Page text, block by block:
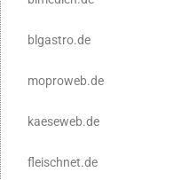
blgastro.de
moproweb.de
kaeseweb.de
fleischnet.de